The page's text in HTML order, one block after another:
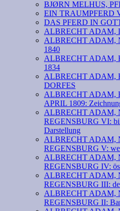
BJØRN MELHUS,
EIN TRAUMPFERD
DAS PFERD IN
ALBRECHT ADAM,
ALBRECHT ADAM,
1840
ALBRECHT ADAM,
1834
ALBRECHT ADAM,
DORFES
ALBRECHT ADAM,
APRIL 1809:
ALBRECHT ADAM,
REGENSBURG VI:
Darstellung
ALBRECHT ADAM,
REGENSBURG V:
ALBRECHT ADAM,
REGENSBURG IV:
ALBRECHT ADAM,
REGENSBURG III:
ALBRECHT ADAM,
REGENSBURG II: